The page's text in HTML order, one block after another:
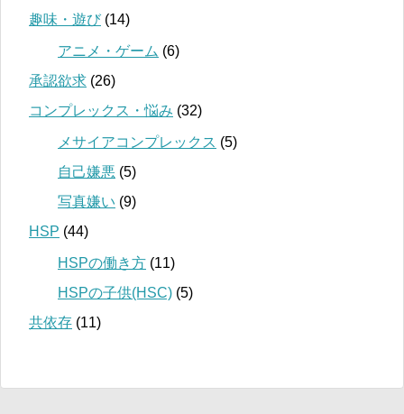
趣味・遊び(14)
アニメ・ゲーム (6)
承認欲求 (26)
コンプレックス・悩み (32)
メサイアコンプレックス (5)
自己嫌悪 (5)
写真嫌い (9)
HSP (44)
HSPの働き方 (11)
HSPの子供(HSC) (5)
共依存 (11)